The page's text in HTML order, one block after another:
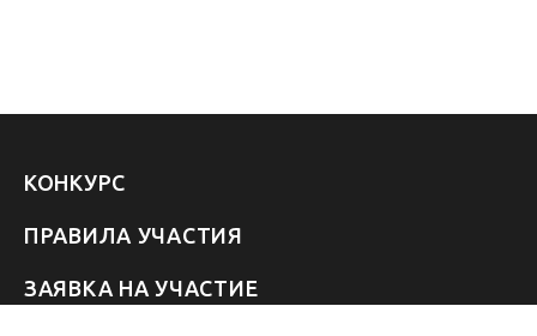
КОНКУРС
ПРАВИЛА УЧАСТИЯ
ЗАЯВКА НА УЧАСТИЕ